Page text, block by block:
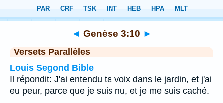
Chapitre 3> Verset 10
◄ Genèse 3:10 ►
Versets Parallèles
Louis Segond Bible
Il répondit: J'ai entendu ta voix dans le jardin, et j'ai
eu peur, parce que je suis nu, et je me suis caché.